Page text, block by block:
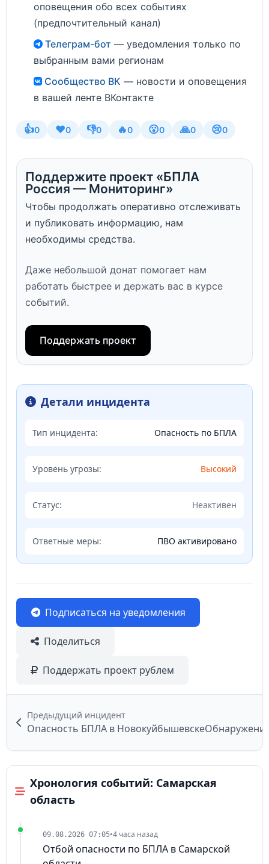
оповещения обо всех событиях
(предпочтительный канал)
Телеграм-бот — уведомления только по
выбранным вами регионам
Сообщество ВК — новости и оповещения
в вашей ленте ВКонтакте
👍0 ❤️0 👎0 🔥0 😮0 🙏0 😢0
Поддержите проект «БПЛА
Россия — Мониторинг»
Чтобы продолжать оперативно отслеживать
и публиковать информацию, нам
необходимы средства.
Даже небольшой донат помогает нам
работать быстрее и держать вас в курсе
событий.
Поддержать проект
Детали инцидента
Тип инцидента: Опасность по БПЛА
Уровень угрозы: Высокий
Статус: Неактивен
Ответные меры: ПВО активировано
Подписаться на уведомления
Поделиться
Поддержать проект рублем
Предыдущий инцидент
Опасность БПЛА в Новокуйбышевске
Хронология событий: Самарская
область
09.08.2026 07:05•4 часа назад
Отбой опасности по БПЛА в Самарской